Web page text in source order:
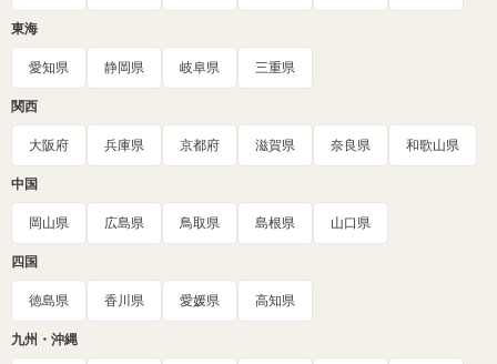
東海
愛知県 静岡県 岐阜県 三重県
関西
大阪府 兵庫県 京都府 滋賀県 奈良県 和歌山県
中国
岡山県 広島県 鳥取県 島根県 山口県
四国
徳島県 香川県 愛媛県 高知県
九州・沖縄